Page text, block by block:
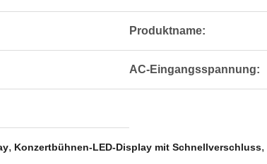
Produktname:
AC-Eingangsspannung:
, Konzertbühnen-LED-Display mit Schnellverschluss,